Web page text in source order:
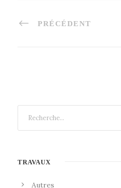
PRÉCÉDENT
TRAVAUX
Autres